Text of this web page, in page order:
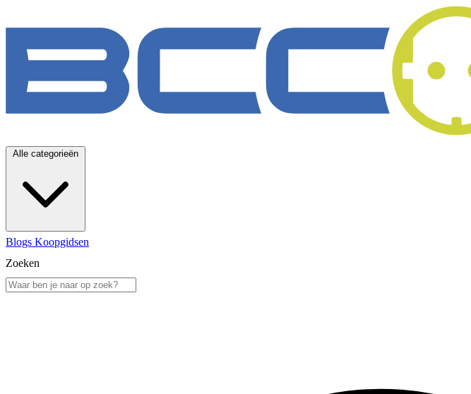
Alle categorieën
Blogs Koopgidsen
Zoeken